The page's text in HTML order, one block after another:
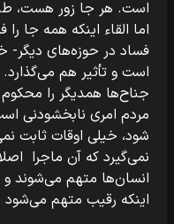
است. هر جا زور هست،
اما القاء اینکه همه جا
فساد در حوزه‌های دیگر-
است و تأثیر هم
جناح‌ها همدیگر را
مردم امری نابخشودنی
شود، خیلی اوقات ثابت
نمی‌گیرد که آن ماجرا
انسان‌ها متهم می‌شوند
اینکه رقیب متهم